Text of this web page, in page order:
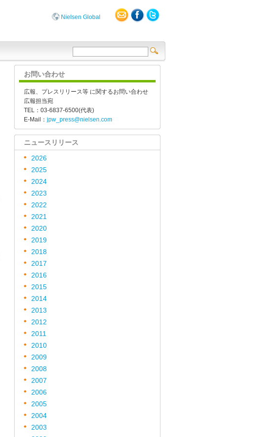
Nielsen Global
お問い合わせ
広報、プレスリリース等 に関するお問い合わせ
広報担当宛
TEL：03-6837-6500(代表)
E-Mail： jpw_press@nielsen.com
ニュースリリース
2026
2025
2024
2023
2022
2021
2020
2019
2018
2017
2016
2015
2014
2013
2012
2011
2010
2009
2008
2007
2006
2005
2004
2003